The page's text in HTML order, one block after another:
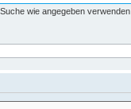
wie angegeben verwenden